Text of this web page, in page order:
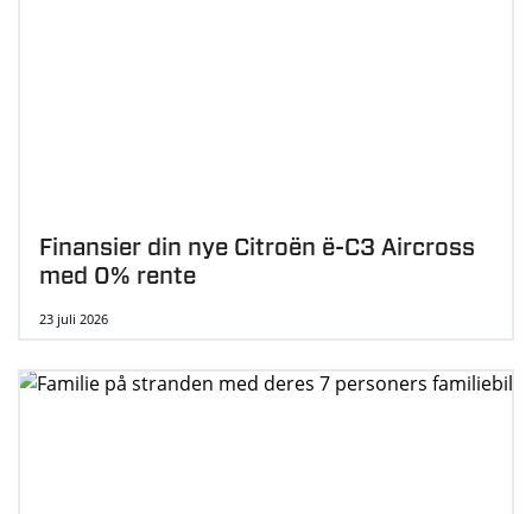
Finansier din nye Citroën ë-C3 Aircross
med 0% rente
23 juli 2026